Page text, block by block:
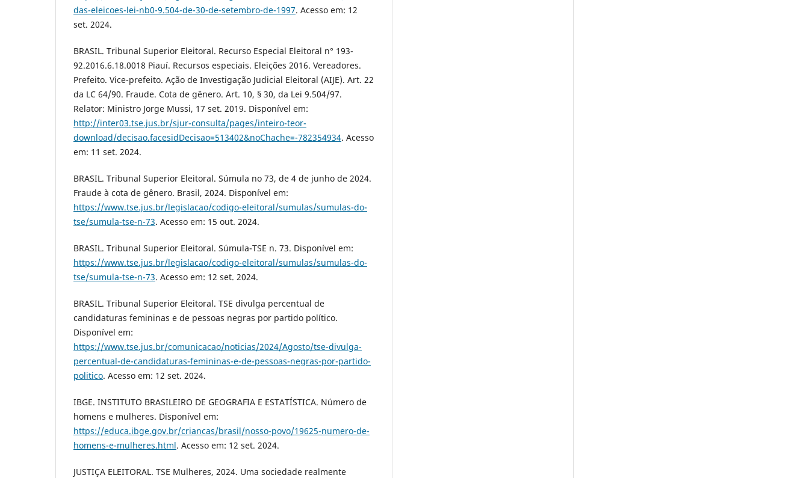
das-eleicoes-lei-nb0-9.504-de-30-de-setembro-de-1997. Acesso em: 12
set. 2024.
BRASIL. Tribunal Superior Eleitoral. Recurso Especial Eleitoral n° 193-
92.2016.6.18.0018 Piauí. Recursos especiais. Eleições 2016. Vereadores.
Prefeito. Vice-prefeito. Ação de Investigação Judicial Eleitoral (AIJE). Art. 22
da LC 64/90. Fraude. Cota de gênero. Art. 10, § 30, da Lei 9.504/97.
Relator: Ministro Jorge Mussi, 17 set. 2019. Disponível em:
http://inter03.tse.jus.br/sjur-consulta/pages/inteiro-teor-
download/decisao.facesidDecisao=513402&noChache=-782354934. Acesso
em: 11 set. 2024.
BRASIL. Tribunal Superior Eleitoral. Súmula no 73, de 4 de junho de 2024.
Fraude à cota de gênero. Brasil, 2024. Disponível em:
https://www.tse.jus.br/legislacao/codigo-eleitoral/sumulas/sumulas-do-
tse/sumula-tse-n-73. Acesso em: 15 out. 2024.
BRASIL. Tribunal Superior Eleitoral. Súmula-TSE n. 73. Disponível em:
https://www.tse.jus.br/legislacao/codigo-eleitoral/sumulas/sumulas-do-
tse/sumula-tse-n-73. Acesso em: 12 set. 2024.
BRASIL. Tribunal Superior Eleitoral. TSE divulga percentual de
candidaturas femininas e de pessoas negras por partido político.
Disponível em:
https://www.tse.jus.br/comunicacao/noticias/2024/Agosto/tse-divulga-
percentual-de-candidaturas-femininas-e-de-pessoas-negras-por-partido-
politico. Acesso em: 12 set. 2024.
IBGE. INSTITUTO BRASILEIRO DE GEOGRAFIA E ESTATÍSTICA. Número de
homens e mulheres. Disponível em:
https://educa.ibge.gov.br/criancas/brasil/nosso-povo/19625-numero-de-
homens-e-mulheres.html. Acesso em: 12 set. 2024.
JUSTIÇA ELEITORAL. TSE Mulheres, 2024. Uma sociedade realmente